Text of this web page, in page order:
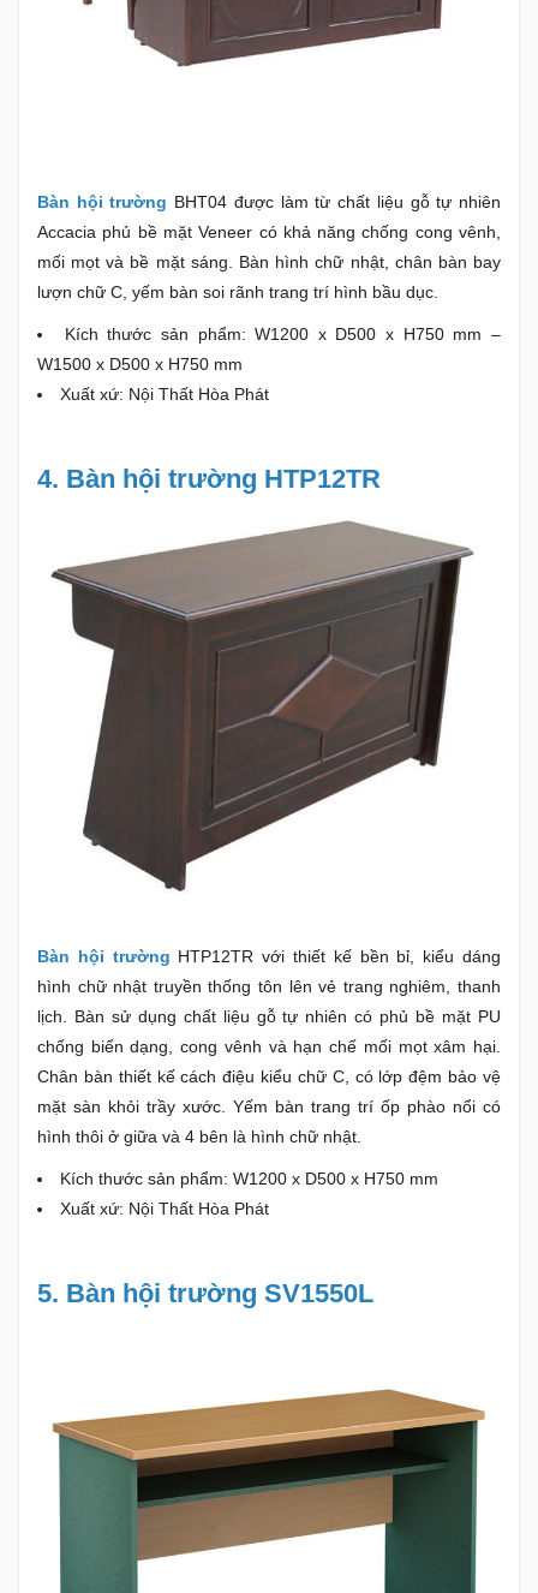
Bàn hội trường BHT04 được làm từ chất liệu gỗ tự nhiên
Accacia phủ bề mặt Veneer có khả năng chống cong vênh,
mối mọt và bề mặt sáng. Bàn hình chữ nhật, chân bàn bay
lượn chữ C, yếm bàn soi rãnh trang trí hình bầu dục.
Kích thước sản phẩm: W1200 x D500 x H750 mm –
W1500 x D500 x H750 mm
Xuất xứ: Nội Thất Hòa Phát
4. Bàn hội trường HTP12TR
Bàn hội trường HTP12TR với thiết kế bền bỉ, kiểu dáng
hình chữ nhật truyền thống tôn lên vẻ trang nghiêm, thanh
lịch. Bàn sử dụng chất liệu gỗ tự nhiên có phủ bề mặt PU
chống biến dạng, cong vênh và hạn chế mối mọt xâm hại.
Chân bàn thiết kế cách điệu kiểu chữ C, có lớp đệm bảo vệ
mặt sàn khỏi trầy xước. Yếm bàn trang trí ốp phào nổi có
hình thôi ở giữa và 4 bên là hình chữ nhật.
Kích thước sản phẩm: W1200 x D500 x H750 mm
Xuất xứ: Nội Thất Hòa Phát
5. Bàn hội trường SV1550L